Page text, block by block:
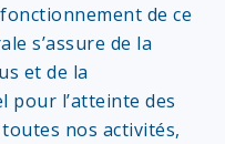
de ce
s’assure de la
et de la
pour l’atteinte des
nos activités,